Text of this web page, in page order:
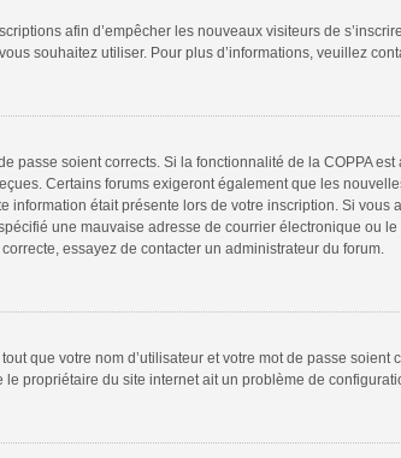
afin d’empêcher les nouveaux visiteurs de
souhaitez utiliser. Pour plus d’informations, veuillez
passe soient corrects. Si la fonctionnalité de la COPPA
Certains forums exigeront également que les
information était présente lors de votre inscription. Si
une mauvaise adresse de courrier électronique ou
essayez de contacter un administrateur du forum.
que votre nom d’utilisateur et votre mot de passe
propriétaire du site internet ait un problème de